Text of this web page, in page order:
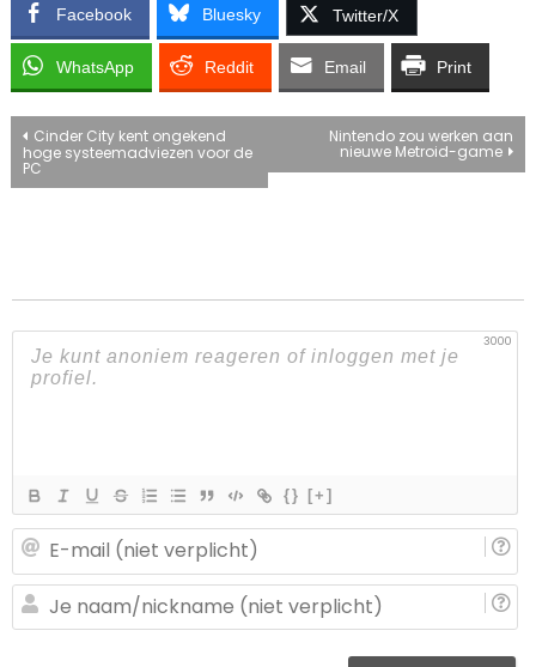
Facebook Bluesky Twitter/X
WhatsApp Reddit Email Print
Bericht
navigatie
Cinder City kent ongekend
hoge systeemadviezen voor de
PC
Nintendo zou werken aan
nieuwe Metroid-game
3000
{} [+]